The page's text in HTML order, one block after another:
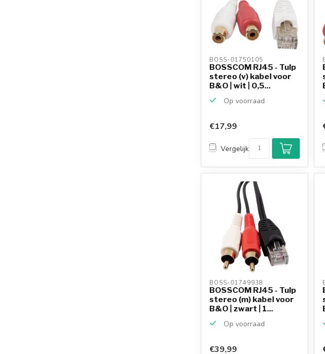
BOSS-01750105
BOSSCOM RJ45 - Tulp
stereo (v) kabel voor
B&O | wit | 0,5...
Op voorraad
€17,99
Vergelijk
BOSS-01749938
BOSSCOM RJ45 - Tulp
stereo (m) kabel voor
B&O | zwart | 1...
Op voorraad
€39,99